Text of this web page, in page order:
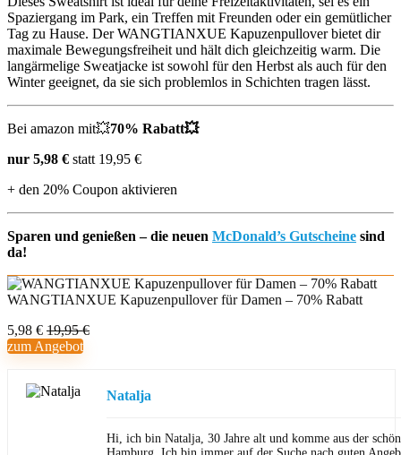
Spaziergang im Park, ein Treffen mit Freunden oder ein gemütlicher
Tag zu Hause. Der WANGTIANXUE Kapuzenpullover bietet dir
maximale Bewegungsfreiheit und hält dich gleichzeitig warm. Die
langärmelige Sweatjacke ist sowohl für den Herbst als auch für den
Winter geeignet, da sie sich problemlos in Schichten tragen lässt.
Bei amazon mit💥70% Rabatt💥
nur 5,98 € statt 19,95 €
+ den 20% Coupon aktivieren
Sparen und genießen – die neuen McDonald’s Gutscheine sind
da!
WANGTIANXUE Kapuzenpullover für Damen – 70% Rabatt
5,98 € 19,95 €
zum Angebot
Natalja
Hi, ich bin Natalja, 30 Jahre alt und komme aus der